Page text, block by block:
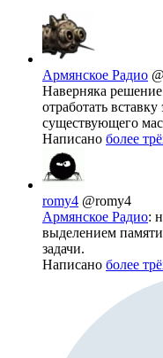
Армянское Радио
Наверняка
отработать
существующего
Написано более
romy4 @romy4
Армянское Радио:
выделением
задачи.
Написано более